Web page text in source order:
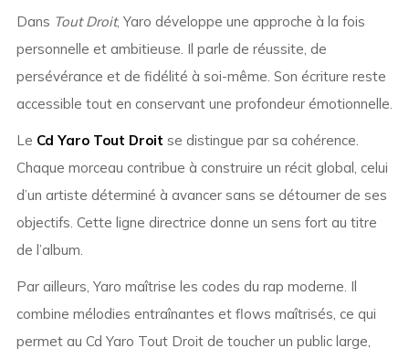
Dans Tout Droit, Yaro développe une approche à la fois
personnelle et ambitieuse. Il parle de réussite, de
persévérance et de fidélité à soi-même. Son écriture reste
accessible tout en conservant une profondeur émotionnelle.
Le Cd Yaro Tout Droit se distingue par sa cohérence.
Chaque morceau contribue à construire un récit global, celui
d’un artiste déterminé à avancer sans se détourner de ses
objectifs. Cette ligne directrice donne un sens fort au titre
de l’album.
Par ailleurs, Yaro maîtrise les codes du rap moderne. Il
combine mélodies entraînantes et flows maîtrisés, ce qui
permet au Cd Yaro Tout Droit de toucher un public large,